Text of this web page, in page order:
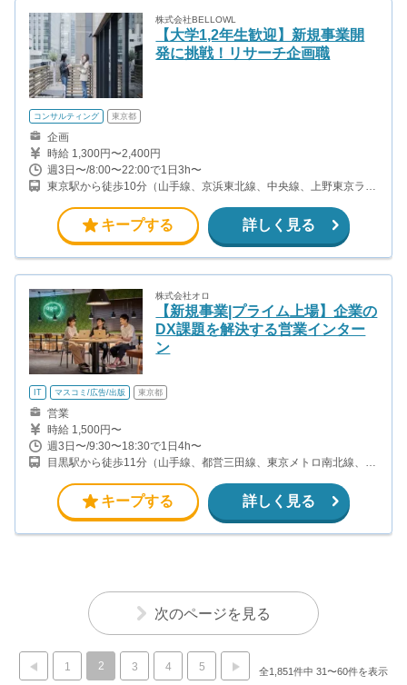
株式会社BELLOWL
【大学1,2年生歓迎】新規事業開
発に挑戦！リサーチ企画職
コンサルティング 東京都
企画
時給 1,300円〜2,400円
週3日〜/8:00〜22:00で1日3h〜
東京駅から徒歩10分（山手線、京浜東北線、中央線、上野東京ライ
駅から徒歩3分（銀座線） 宝町駅から徒歩8分（浅草線）
キープする 詳しく見る
株式会社オロ
【新規事業|プライム上場】企業の
DX課題を解決する営業インター
ン
IT マスコミ/広告/出版 東京都
営業
時給 1,500円〜
週3日〜/9:30〜18:30で1日4h〜
目黒駅から徒歩11分（山手線、都営三田線、東京メトロ南北線、東
キープする 詳しく見る
次のページを見る
1 2 3 4 5 全1,851件中 31〜60件を表示